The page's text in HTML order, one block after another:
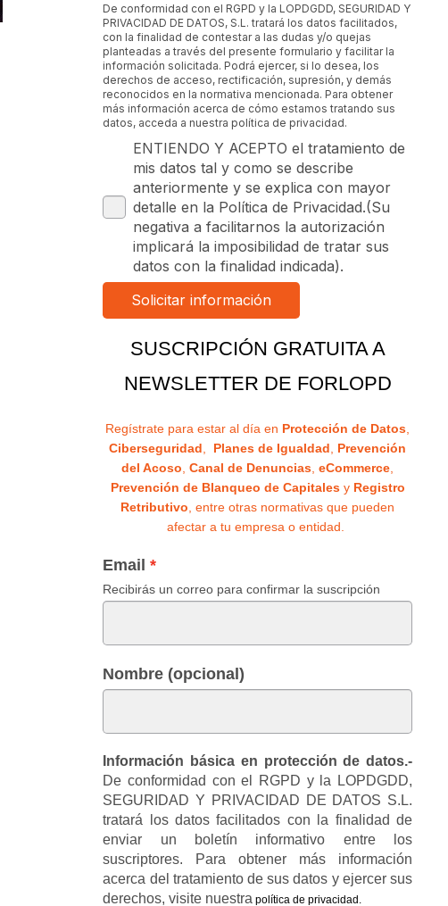
De conformidad con el RGPD y la LOPDGDD, SEGURIDAD Y
PRIVACIDAD DE DATOS, S.L. tratará los datos facilitados,
con la finalidad de contestar a las dudas y/o quejas
planteadas a través del presente formulario y facilitar la
información solicitada. Podrá ejercer, si lo desea, los
derechos de acceso, rectificación, supresión, y demás
reconocidos en la normativa mencionada. Para obtener
más información acerca de cómo estamos tratando sus
datos, acceda a nuestra política de privacidad.
ENTIENDO Y ACEPTO el tratamiento de
mis datos tal y como se describe
anteriormente y se explica con mayor
detalle en la Política de Privacidad.(Su
negativa a facilitarnos la autorización
implicará la imposibilidad de tratar sus
datos con la finalidad indicada).
SUSCRIPCIÓN GRATUITA A
NEWSLETTER DE FORLOPD
Regístrate para estar al día en Protección de Datos,
Ciberseguridad, Planes de Igualdad, Prevención
del Acoso,Canal de Denuncias, eCommerce,
Prevención de Blanqueo de Capitalesy Registro
Retributivo, entre otras normativas que pueden
afectar a tu empresa o entidad.
Email
Recibirás un correo para confirmar la suscripción
Nombre (opcional)
Información básica en protección de datos.-
De conformidad con el RGPD y la LOPDGDD,
SEGURIDAD Y PRIVACIDAD DE DATOS S.L.
tratará los datos facilitados con la finalidad de
enviar un boletín informativo entre los
suscriptores. Para obtener más información
acerca del tratamiento de sus datos y ejercer sus
derechos, visite nuestra política de privacidad .